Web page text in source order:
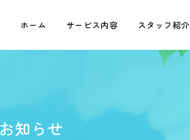
ホーム サービス内容 スタッフ紹介
お知らせ